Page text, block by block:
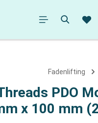
Fadenlifting
PDO
x 100 mm